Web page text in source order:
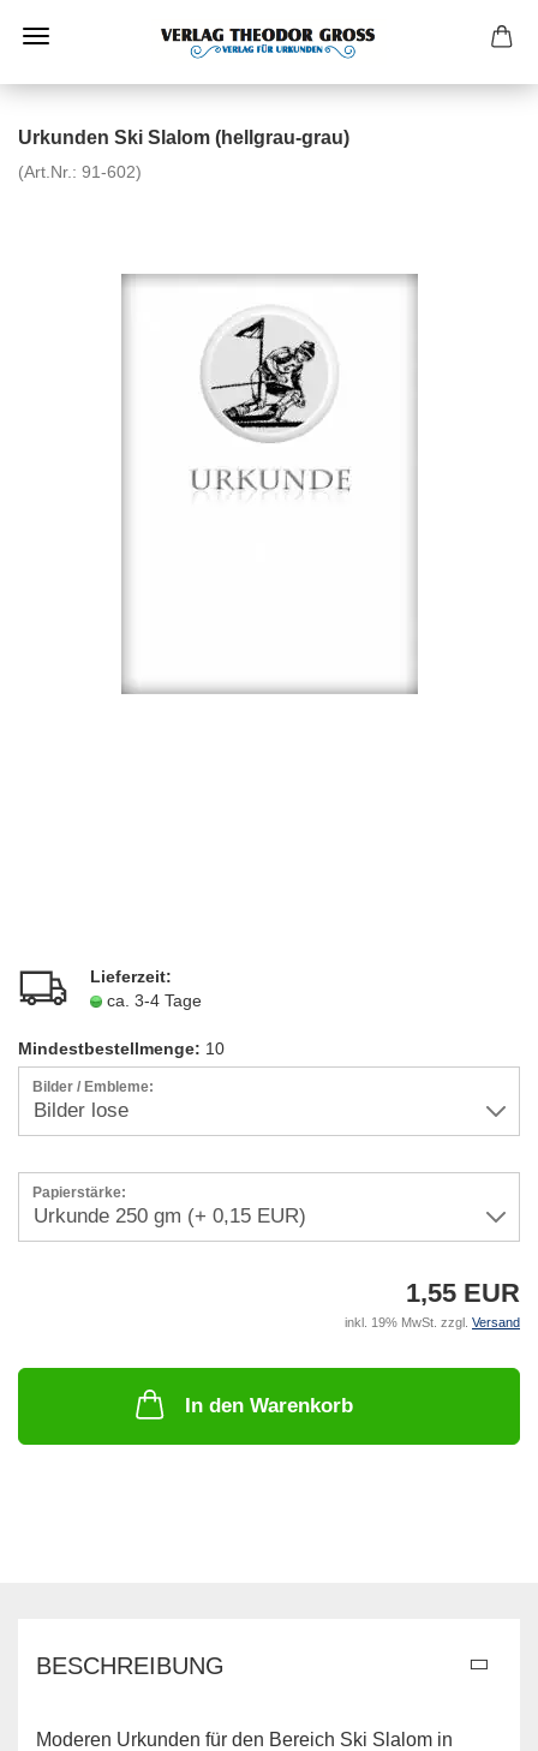
Urkunden Ski Slalom (hellgrau-grau)
(Art.Nr.: 91-602)
Lieferzeit:
ca. 3-4 Tage
Mindestbestellmenge: 10
Bilder / Embleme:
Papierstärke:
1,55 EUR
inkl. 19% MwSt. zzgl. Versand
In den Warenkorb
BESCHREIBUNG
Moderen Urkunden für den Bereich Ski Slalom in